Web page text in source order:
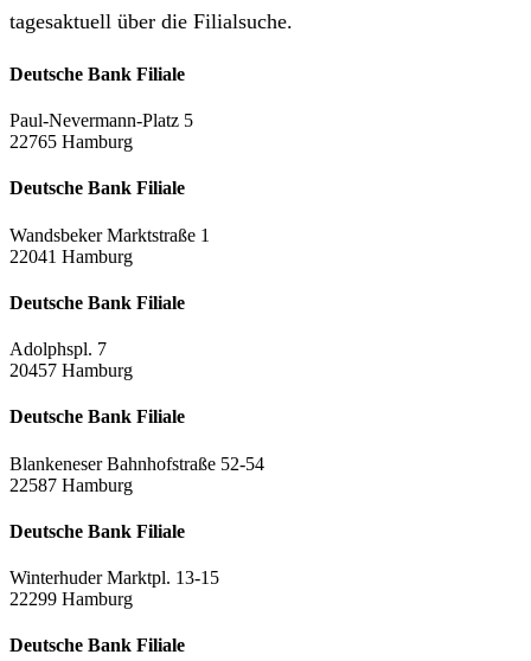
tagesaktuell über die Filialsuche.
Deutsche Bank Filiale
Paul-Nevermann-Platz 5
22765 Hamburg
Deutsche Bank Filiale
Wandsbeker Marktstraße 1
22041 Hamburg
Deutsche Bank Filiale
Adolphspl. 7
20457 Hamburg
Deutsche Bank Filiale
Blankeneser Bahnhofstraße 52-54
22587 Hamburg
Deutsche Bank Filiale
Winterhuder Marktpl. 13-15
22299 Hamburg
Deutsche Bank Filiale